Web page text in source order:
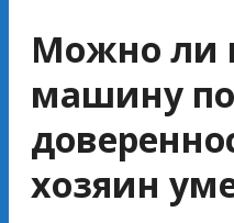
Можно ли
машину по
хозяин